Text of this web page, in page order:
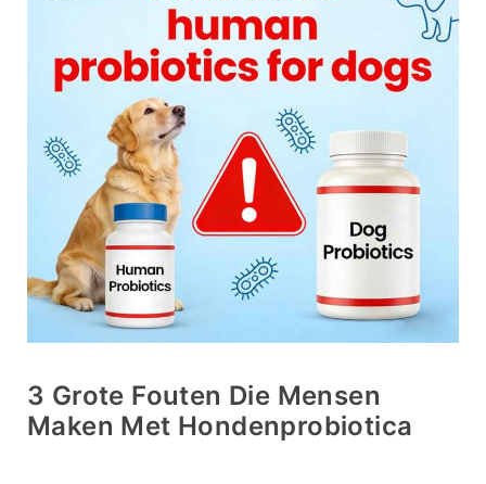
3 Grote Fouten Die Mensen
Maken Met Hondenprobiotica